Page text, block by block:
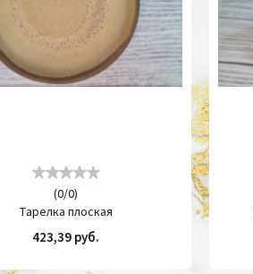
(0/0)
Тарелка плоская
423,39 руб.